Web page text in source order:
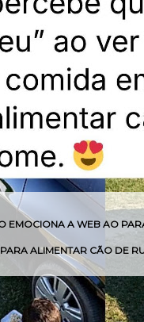
USA DRONES PARA
CÃES MANTIDOS